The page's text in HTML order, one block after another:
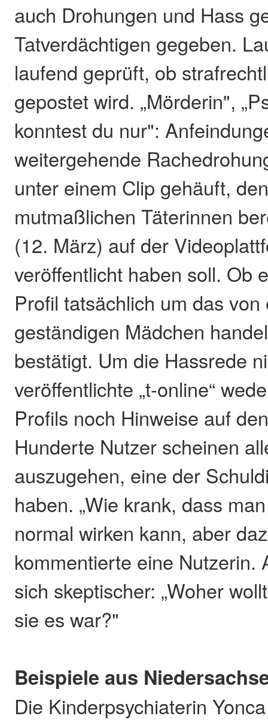
auch Drohungen und Hass
Tatverdächtigen gegeben.
laufend geprüft, ob
gepostet wird. „Mörderin",
konntest du nur":
weitergehende
unter einem Clip gehäuft,
mutmaßlichen Täterinnen
(12. März) auf der
veröffentlicht haben soll. Ob
Profil tatsächlich um das
geständigen Mädchen
bestätigt. Um die Hassrede
veröffentlichte „t-online“
Profils noch Hinweise auf
Hunderte Nutzer scheinen
auszugehen, eine der
haben. „Wie krank, dass
normal wirken kann, aber
kommentierte eine Nutzerin.
sich skeptischer: „Woher
sie es war?"
Beispiele aus
Die Kinderpsychiaterin